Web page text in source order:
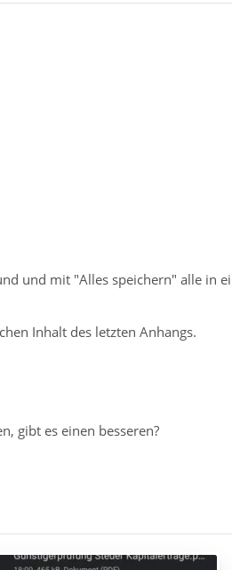
und mit "Alles speichern" alle in
Inhalt des letzten Anhangs.
gibt es einen besseren?